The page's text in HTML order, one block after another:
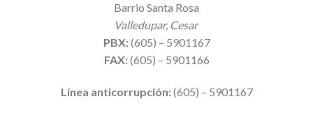
Barrio Santa Rosa
Valledupar, Cesar
PBX:(605) – 5901167
FAX:(605) – 5901166
Línea anticorrupción:(605) – 5901167